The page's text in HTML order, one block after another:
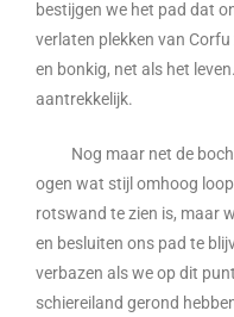
bestijgen we het pad dat
verlaten plekken van
en bonkig, net als het
aantrekkelijk.
Nog maar net de
ogen wat stijl omhoog
rotswand te zien is, maar
en besluiten ons pad te
verbazen als we op dit
schiereiland gerond